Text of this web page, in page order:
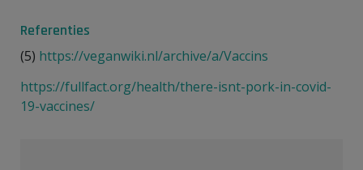
Referenties
(5) https://veganwiki.nl/archive/a/Vaccins
https://fullfact.org/health/there-isnt-pork-in-covid-
19-vaccines/